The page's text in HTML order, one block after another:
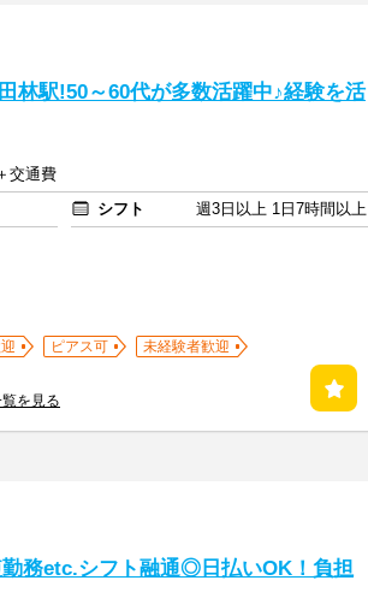
林駅!50～60代が多数活躍中♪経験を活
交通費
シフト
週3日以上 1日7時間以上
ピアス可
未経験者歓迎
を見る
勤務etc.シフト融通◎日払いOK！負担